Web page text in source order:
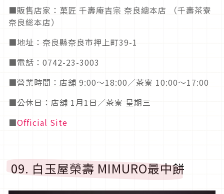
■販售店家：菓匠 千壽庵吉宗 奈良總本店 （千壽茶寮
奈良総本店）
■地址：奈良縣奈良市押上町39-1
■電話：0742-23-3003
■營業時間：店舖 9:00～18:00／茶寮 10:00～17:00
■公休日：店舖 1月1日／茶寮 星期三
■Official Site
09. 白玉屋榮壽 MIMURO最中餅